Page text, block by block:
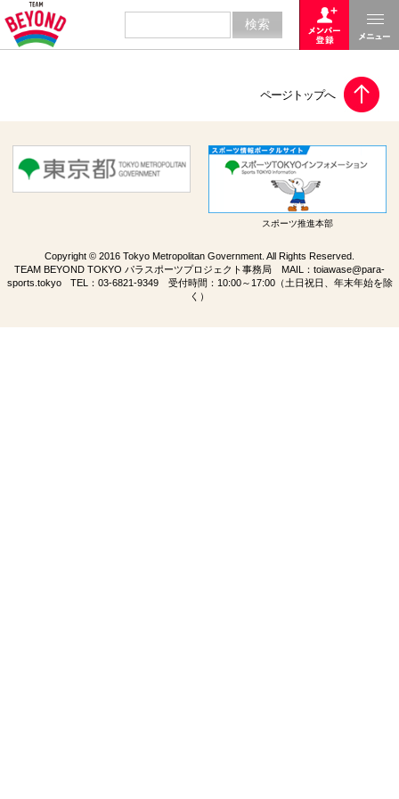
スポーツ推進本部
Copyright © 2016 Tokyo Metropolitan Government. All Rights Reserved.
TEAM BEYOND TOKYO パラスポーツプロジェクト事務局 MAIL： toiawase@para-
sports.tokyoTEL： 03-6821-9349受付時間：10:00～17:00（土日祝日、年末年始を除
く）